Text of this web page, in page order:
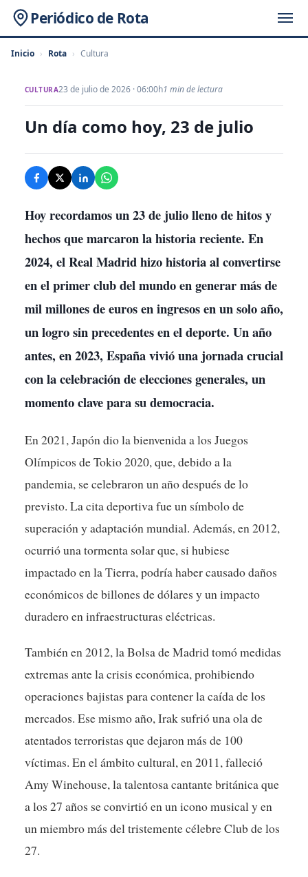
Periódico de Rota
Inicio › Rota › Cultura
CULTURA23 de julio de 2026 · 06:00h1 min de lectura
Un día como hoy, 23 de julio
Hoy recordamos un 23 de julio lleno de hitos y
hechos que marcaron la historia reciente. En
2024, el Real Madrid hizo historia al convertirse
en el primer club del mundo en generar más de
mil millones de euros en ingresos en un solo año,
un logro sin precedentes en el deporte. Un año
antes, en 2023, España vivió una jornada crucial
con la celebración de elecciones generales, un
momento clave para su democracia.
En 2021, Japón dio la bienvenida a los Juegos
Olímpicos de Tokio 2020, que, debido a la
pandemia, se celebraron un año después de lo
previsto. La cita deportiva fue un símbolo de
superación y adaptación mundial. Además, en 2012,
ocurrió una tormenta solar que, si hubiese
impactado en la Tierra, podría haber causado daños
económicos de billones de dólares y un impacto
duradero en infraestructuras eléctricas.
También en 2012, la Bolsa de Madrid tomó medidas
extremas ante la crisis económica, prohibiendo
operaciones bajistas para contener la caída de los
mercados. Ese mismo año, Irak sufrió una ola de
atentados terroristas que dejaron más de 100
víctimas. En el ámbito cultural, en 2011, falleció
Amy Winehouse, la talentosa cantante británica que
a los 27 años se convirtió en un icono musical y en
un miembro más del tristemente célebre Club de los
27.